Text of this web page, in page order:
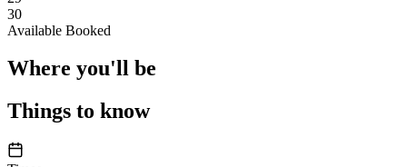
30
Available Booked
Where you'll be
Things to know